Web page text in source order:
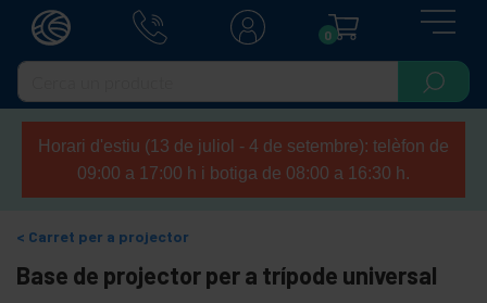
0
Horari d'estiu (13 de juliol - 4 de setembre): telèfon de
09:00 a 17:00 h i botiga de 08:00 a 16:30 h.
Carret per a projector
Base de projector per a trípode universal